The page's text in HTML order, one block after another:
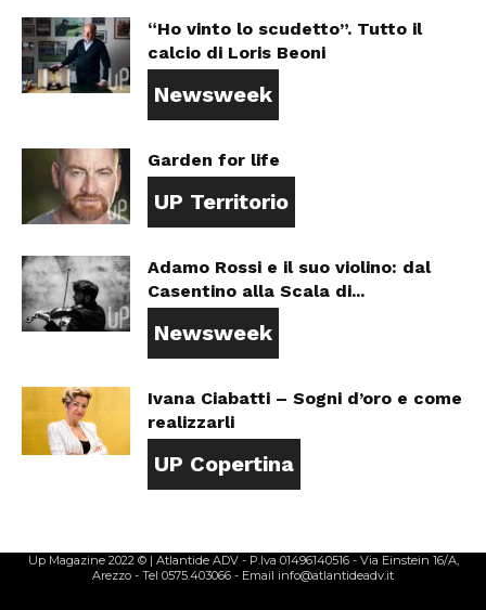
“Ho vinto lo scudetto”. Tutto il
calcio di Loris Beoni
Newsweek
Garden for life
UP Territorio
Adamo Rossi e il suo violino: dal
Casentino alla Scala di...
Newsweek
Ivana Ciabatti – Sogni d’oro e come
realizzarli
UP Copertina
Up Magazine 2022 © | Atlantide ADV - P.Iva 01496140516 - Via Einstein 16/A,
Arezzo - Tel 0575.403066 - Email info@atlantideadv.it